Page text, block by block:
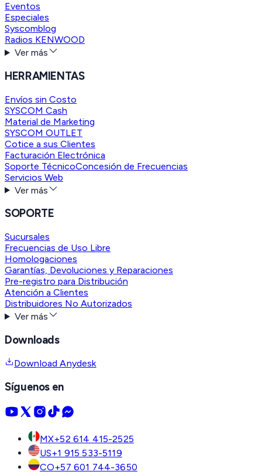
Eventos
Especiales
Syscomblog
Radios KENWOOD
Ver más
HERRAMIENTAS
Envíos sin Costo
SYSCOM Cash
Material de Marketing
SYSCOM OUTLET
Cotice a sus Clientes
Facturación Electrónica
Soporte TécnicoConcesión de Frecuencias
Servicios Web
Ver más
SOPORTE
Sucursales
Frecuencias de Uso Libre
Homologaciones
Garantías, Devoluciones y Reparaciones
Pre-registro para Distribución
Atención a Clientes
Distribuidores No Autorizados
Ver más
Downloads
Download Anydesk
Síguenos en
MX+52 614 415-2525
US+1 915 533-5119
CO+57 601 744-3650